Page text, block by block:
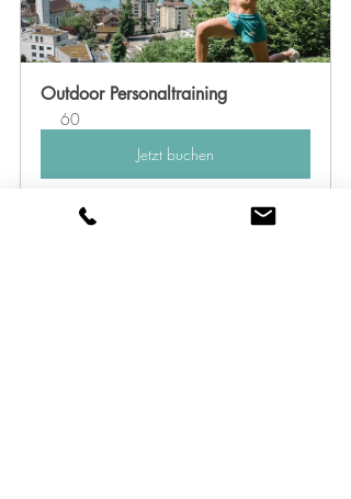
Outdoor Personaltraining
60
Jetzt buchen